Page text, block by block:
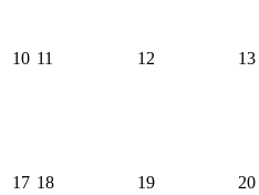
10 11 12 13
17 18 19 20